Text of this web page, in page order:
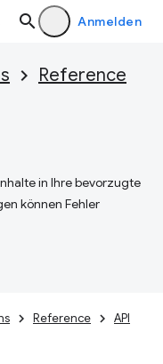
Anmelden
Reference
in Ihre bevorzugte
können Fehler
Reference API